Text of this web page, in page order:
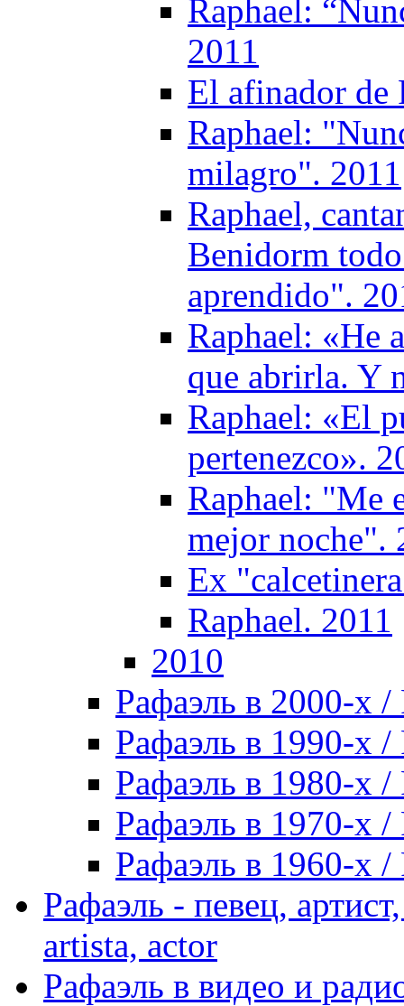
Raphael:
2011
El afinador de
Raphael:
milagro". 2011
Raphael,
Benidorm
aprendido".
Raphael: «He
que abrirla. Y
Raphael: «El
pertenezco».
Raphael: "Me
mejor noche".
Ex
Raphael. 2011
2010
Рафаэль в 2000-х /
Рафаэль в 1990-х /
Рафаэль в 1980-х /
Рафаэль в 1970-х /
Рафаэль в 1960-х /
Рафаэль - певец,
artista, actor
Рафаэль в видео и